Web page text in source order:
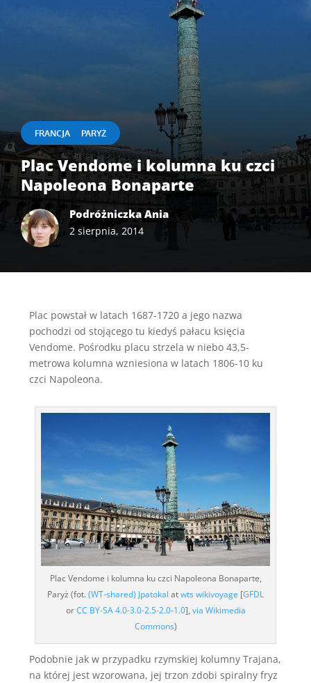
FRANCJA PARYŻ
Plac Vendome i kolumna ku czci
Napoleona Bonaparte
Podróżniczka Ania
2 sierpnia, 2014
Plac powstał w latach 1687-1720 a jego nazwa
pochodzi od stojącego tu kiedyś pałacu księcia
Vendome. Pośrodku placu strzela w niebo 43,5-
metrowa kolumna wzniesiona w latach 1806-10 ku
czci Napoleona.
Plac Vendome i kolumna ku czci Napoleona Bonaparte,
Paryż (fot. (WT-shared) Jpatokal atwts wikivoyage [GFDL
orCC BY-SA 4.0-3.0-2.5-2.0-1.0], via Wikimedia
Commons)
Podobnie jak w przypadku rzymskiej kolumny Trajana,
na której jest wzorowana, jej trzon zdobi spiralny fryz